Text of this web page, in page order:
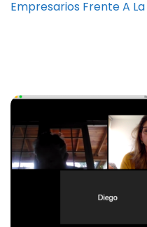
Empresarios Frente A